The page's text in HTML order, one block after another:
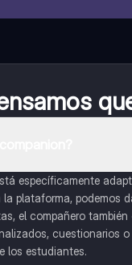
específicamente
plataforma, podemos
el compañero
cuestionarios
los estudiantes.